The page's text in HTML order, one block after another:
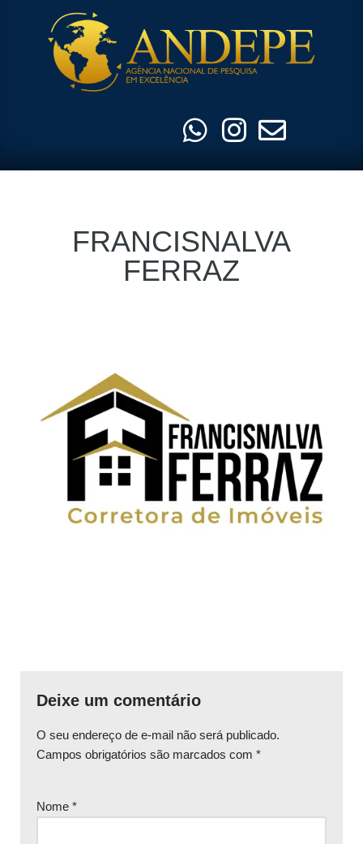
FRANCISNALVA
FERRAZ
Deixe um comentário
O seu endereço de e-mail não será publicado.
Campos obrigatórios são marcados com *
Nome *